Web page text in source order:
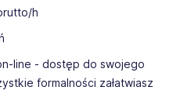
h
line - dostęp do swojego
formalności załatwiasz